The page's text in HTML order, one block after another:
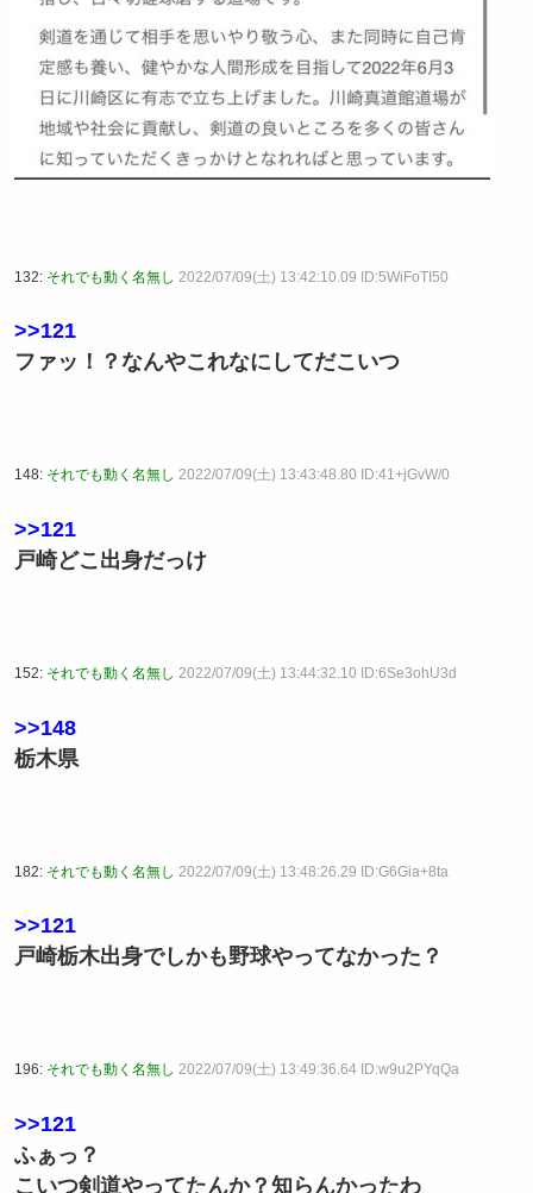
132: それでも動く名無し 2022/07/09(土) 13:42:10.09 ID:5WiFoTI50
>>121
ファッ！？なんやこれなにしてだこいつ
148: それでも動く名無し 2022/07/09(土) 13:43:48.80 ID:41+jGvW/0
>>121
戸崎どこ出身だっけ
152: それでも動く名無し 2022/07/09(土) 13:44:32.10 ID:6Se3ohU3d
>>148
栃木県
182: それでも動く名無し 2022/07/09(土) 13:48:26.29 ID:G6Gia+8ta
>>121
戸崎栃木出身でしかも野球やってなかった？
196: それでも動く名無し 2022/07/09(土) 13:49:36.64 ID:w9u2PYqQa
>>121
ふぁっ？
こいつ剣道やってたんか？知らんかったわ